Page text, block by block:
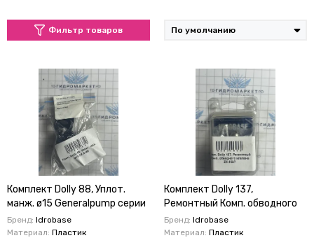
Фильтр товаров
Комплект Dolly 88, Уплот.
манж. ø15 Generalpump серии
49-5
Бренд: Idrobase
Материал: Пластик
Комплект Dolly 137,
Ремонтный Комп. обводного
клапана ZX.1537 Generalpump
серии 44
Бренд: Idrobase
Материал: Пластик